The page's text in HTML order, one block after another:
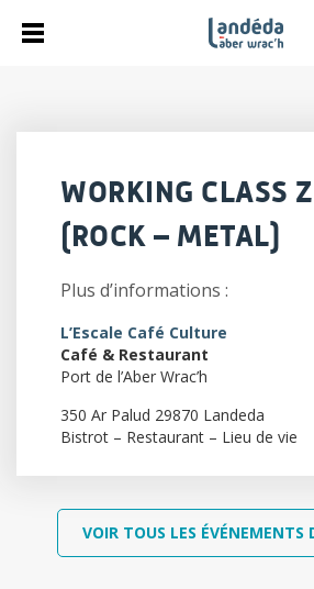
WORKING CLASS
(ROCK – METAL)
Plus d’informations :
L’Escale Café Culture
Café & Restaurant
Port de l’Aber Wrac’h
350 Ar Palud 29870 Landeda
Bistrot – Restaurant – Lieu de vie
VOIR TOUS LES ÉVÉNEMENTS